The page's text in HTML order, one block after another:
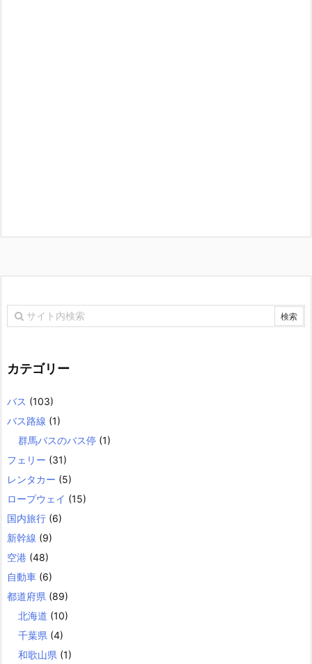
カテゴリー
バス (103)
バス路線 (1)
群馬バスのバス停 (1)
フェリー (31)
レンタカー (5)
ロープウェイ (15)
国内旅行 (6)
新幹線 (9)
空港 (48)
自動車 (6)
都道府県 (89)
北海道 (10)
千葉県 (4)
和歌山県 (1)